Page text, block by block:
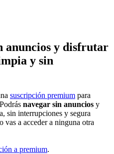
anuncios y disfrutar
y sin
suscripción premium para
navegar sin anuncios y
sin interrupciones y segura
vas a acceder a ninguna otra
a premium.